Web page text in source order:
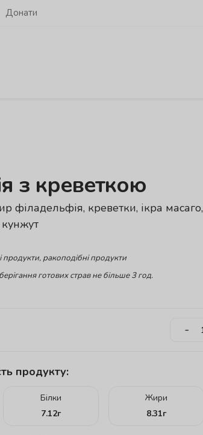
Донати
з креветкою
філадельфія, креветки, ікра масаго,
кунжут
продукти, ракоподібні продукти
готових страв не більше 3 год.
-
продукту:
Білки
7.12г
Жири
8.31г